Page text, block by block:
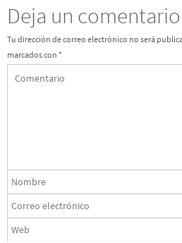
Deja un comentario
Tu dirección de correo electrónico no será
marcados con *